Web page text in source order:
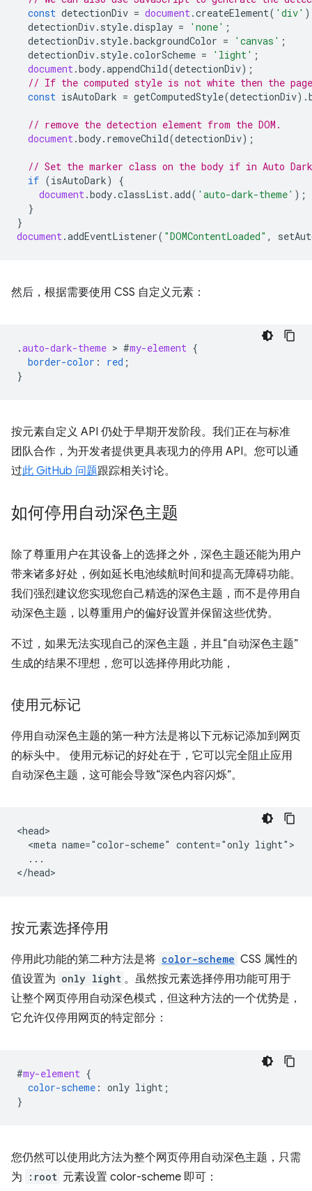
const detectionDiv = document.createElement( 'div'
detectionDiv. style.display = 'none' ;
detectionDiv. style.backgroundColor = 'canvas' ;
detectionDiv. style.colorScheme = 'light' ;
document.body.appendChild(detectionDiv);
// If the computed style is not white then the
const isAutoDark = getComputedStyle(detectionDiv).
// remove the detection element from the DOM.
document.body. removeChild(detectionDiv);
// Set the marker class on the body if in Auto Dark
if (isAutoDark)
{
document.body.classList.add( 'auto-dark-theme' );
}
}
document.addEventListener( "DOMContentLoaded" ,
然后，根据需要使用 CSS 自定义元素：
.auto-dark-theme > #my-element {
border-color : red ;
}
按元素自定义 API 仍处于早期开发阶段。我们正在与标准
团队合作，为开发者提供更具表现力的停用 API。您可以通
过此 GitHub 问题跟踪相关讨论。
如何停用自动深色主题
除了尊重用户在其设备上的选择之外，深色主题还能为用户
带来诸多好处，例如延长电池续航时间和提高无障碍功能。
我们强烈建议您实现您自己精选的深色主题，而不是停用自
动深色主题，以尊重用户的偏好设置并保留这些优势。
不过，如果无法实现自己的深色主题，并且“自动深色主题”
生成的结果不理想，您可以选择停用此功能，
使用元标记
停用自动深色主题的第一种方法是将以下元标记添加到网页
的标头中。 使用元标记的好处在于，它可以完全阻止应用
自动深色主题，这可能会导致“深色内容闪烁”。
<head>
  <meta name="color-scheme" content="only light">
  ...
按元素选择停用
停用此功能的第二种方法是将 color-scheme CSS 属性的
值设置为 only light 。虽然按元素选择停用功能可用于
让整个网页停用自动深色模式，但这种方法的一个优势是，
它允许仅停用网页的特定部分：
#my-element {
color-scheme : only light ;
}
您仍然可以使用此方法为整个网页停用自动深色主题，只需
为
:root 元素设置 color-scheme 即可：